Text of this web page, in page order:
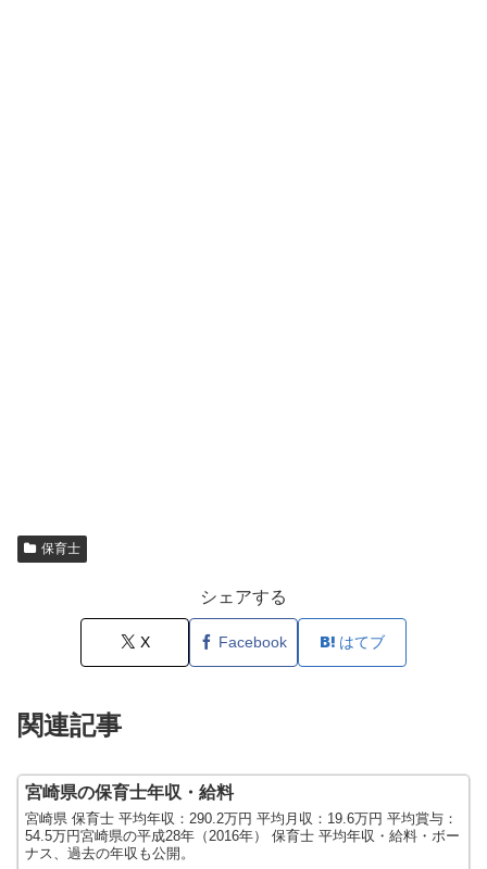
保育士
シェアする
X Facebook はてブ
関連記事
宮崎県の保育士年収・給料
宮崎県 保育士 平均年収：290.2万円 平均月収：19.6万円 平均賞与：
54.5万円宮崎県の平成28年（2016年） 保育士 平均年収・給料・ボー
ナス、過去の年収も公開。